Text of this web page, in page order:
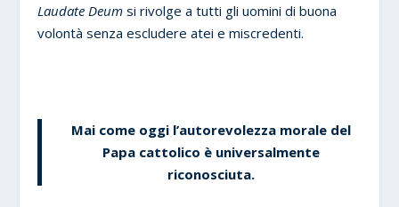
Laudate Deumsi rivolge a tutti gli uomini di buona
volontà senza escludere atei e miscredenti.
Mai come oggi l’autorevolezza morale del
Papa cattolico è universalmente
riconosciuta.